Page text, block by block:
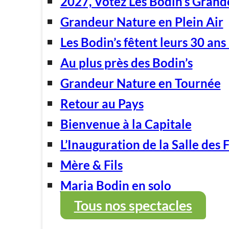
Grandeur Nature en Plein Air
Les Bodin’s fêtent leurs 30 ans
Au plus près des Bodin’s
Grandeur Nature en Tournée
Retour au Pays
Bienvenue à la Capitale
L’Inauguration de la Salle des
Mère & Fils
Maria Bodin en solo
Tous nos spectacles